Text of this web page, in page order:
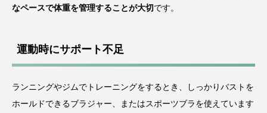
なペースで体重を管理することが大切です。
運動時にサポート不足
ランニングやジムでトレーニングをするとき、しっかりバストを
ホールドできるブラジャー、またはスポーツブラを使えています